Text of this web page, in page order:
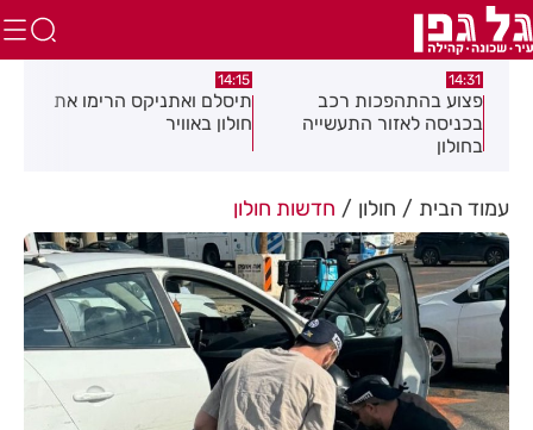
14:31
פצוע בהתהפכות רכב
בכניסה לאזור התעשייה
בחולון
14:15
תיסלם ואתניקס הרימו את
חולון באוויר
עמוד הבית חולון חדשות חולון